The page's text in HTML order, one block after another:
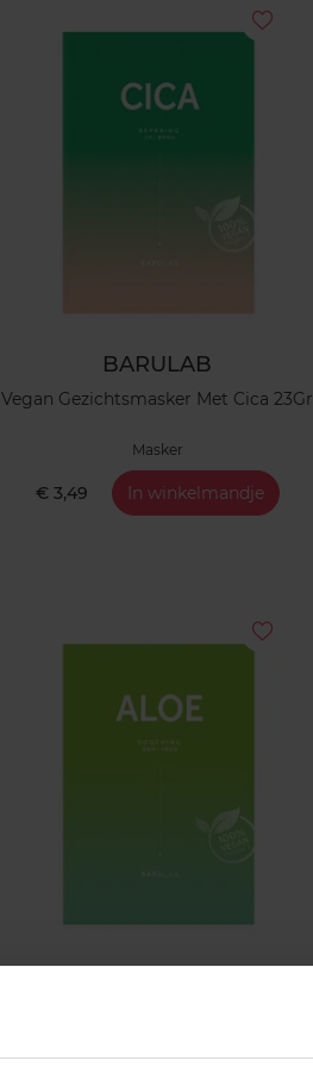
BARULAB
Vegan Gezichtsmasker Met Cica 23Gr
Masker
€ 3,49 In winkelmandje
Masker